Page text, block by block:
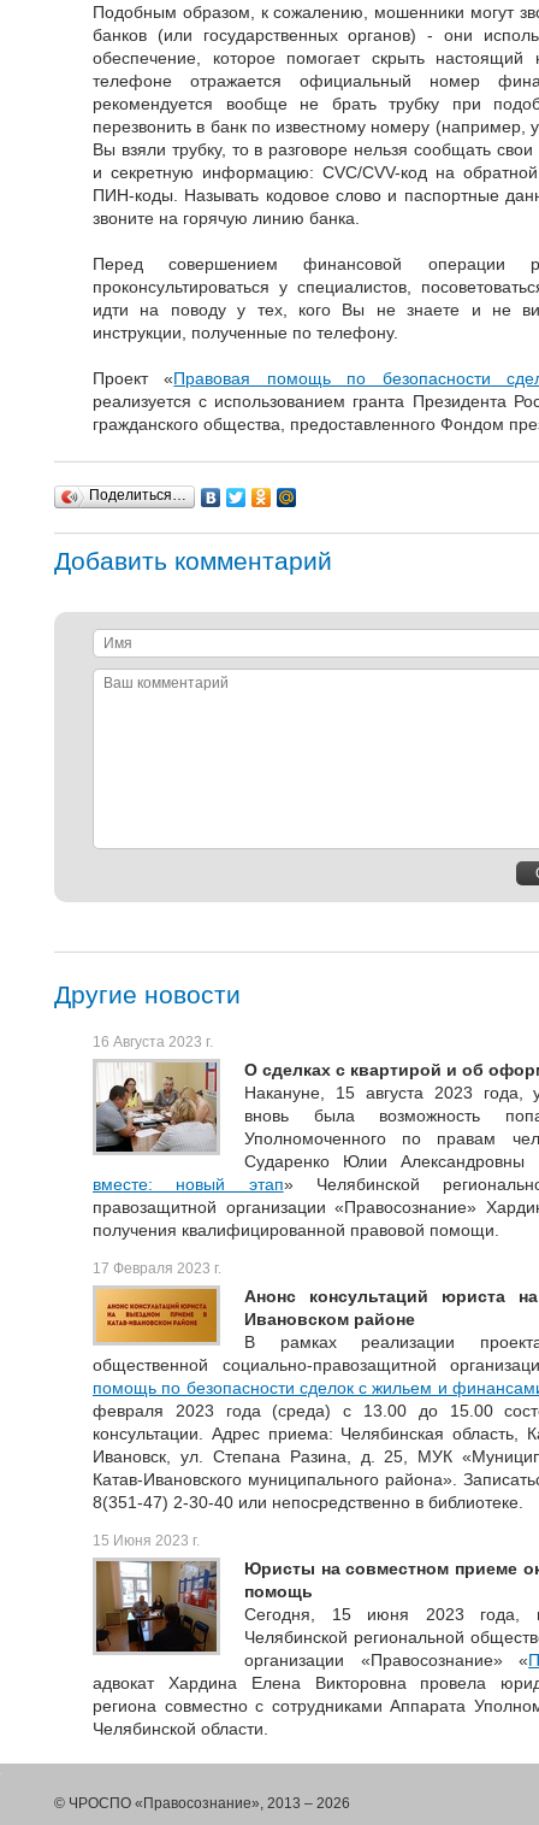
Подобным образом, к сожалению, мошенники могут
банков (или государственных органов) - они
обеспечение, которое помогает скрыть
телефоне отражается официальный номер
рекомендуется вообще не брать трубку при
перезвонить в банк по известному номеру (например,
Вы взяли трубку, то в разговоре нельзя сообщать
и секретную информацию: CVC/CVV-код на
ПИН-коды. Называть кодовое слово и паспортные
звоните на горячую линию банка.
Перед совершением финансовой операции
проконсультироваться у специалистов,
идти на поводу у тех, кого Вы не знаете и не
инструкции, полученные по телефону.
Проект «Правовая помощь по безопасности
реализуется с использованием гранта Президента
гражданского общества, предоставленного Фондом
Поделиться…
Добавить комментарий
Имя
Ваш
Другие новости
16 Августа 2023 г.
О сделках с квартирой и об
Накануне, 15 августа 2023 года,
вновь была возможность
Уполномоченного по правам
Сударенко Юлии Александровны
вместе: новый этап» Челябинской
правозащитной организации «Правосознание»
получения квалифицированной правовой помощи.
17 Февраля 2023 г.
Анонс консультаций юриста
Ивановском районе
В рамках реализации
общественной социально-правозащитной
помощь по безопасности сделок с жильем и
февраля 2023 года (среда) с 13.00 до 15.00
консультации. Адрес приема: Челябинская область,
Ивановск, ул. Степана Разина, д. 25, МУК
Катав-Ивановского муниципального района».
8(351-47) 2-30-40 или непосредственно в библиотеке.
15 Июня 2023 г.
Юристы на совместном приеме
помощь
Сегодня, 15 июня 2023 года,
Челябинской региональной
организации «Правосознание» «
адвокат Хардина Елена Викторовна провела
региона совместно с сотрудниками Аппарата
Челябинской области.
© ЧРОСПО «Правосознание», 2013 – 2026